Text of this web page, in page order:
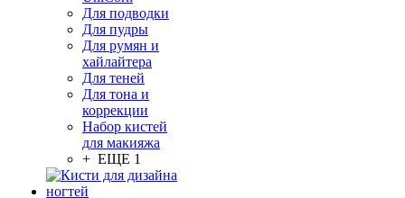
Для подводки
Для пудры
Для румян и
хайлайтера
Для теней
Для тона и
коррекции
Набор кистей
для макияжа
+ ЕЩЕ 1